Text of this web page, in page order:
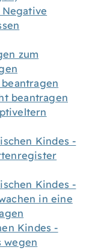
zum
beantragen
Kindes -
Kindes -
in eine
Kindes -
wegen